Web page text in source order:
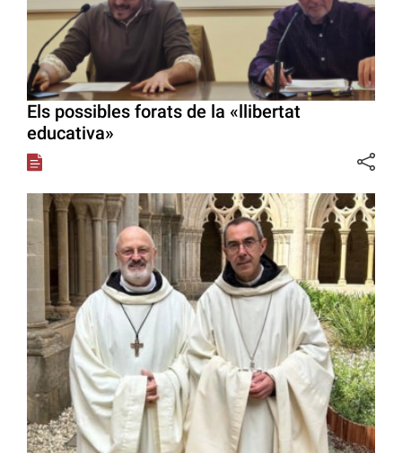
Els possibles forats de la «llibertat
educativa»